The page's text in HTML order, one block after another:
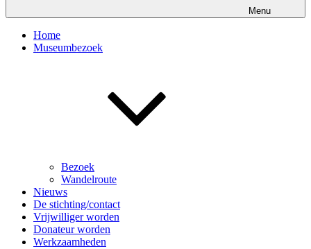
Menu
Home
Museumbezoek
Bezoek
Wandelroute
Nieuws
De stichting/contact
Vrijwilliger worden
Donateur worden
Werkzaamheden